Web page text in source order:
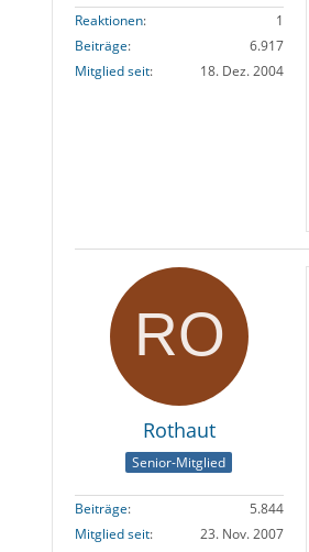
Reaktionen
1
Beiträge
6.917
Mitglied seit
18. Dez. 2004
Rothaut
Senior-Mitglied
Beiträge
5.844
Mitglied seit
23. Nov. 2007